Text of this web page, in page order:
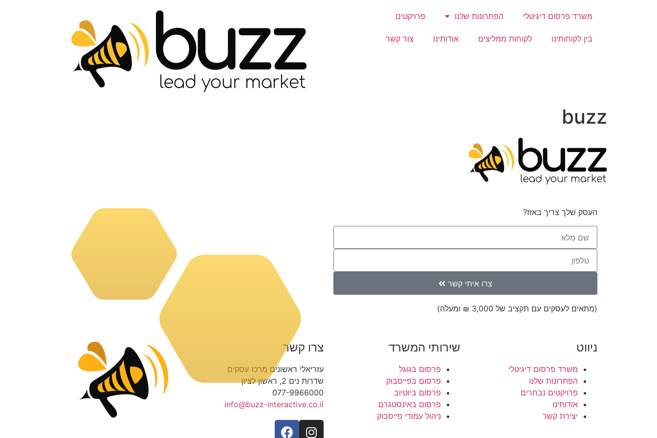
משרד פרסום דיגיטלי הפתרונות שלנו פרויקטים
בין לקוחותינו לקוחות ממליצים אודותינו צור קשר
buzz
העסק שלך צריך באזז?
צרו איתי קשר
(מתאים לעסקים עם תקציב של 3,000 ₪ ומעלה)
ניווט
משרד פרסום דיגיטלי
הפתרונות שלנו
פרויקטים נבחרים
אודותינו
יצירת קשר
שירותי המשרד
פרסום בגוגל
פרסום בפייסבוק
פרסום ביוטיוב
פרסום באינסטגרם
ניהול עמודי פייסבוק
צרו קשר
עזריאלי ראשונים מרכז עסקים
שדרות נים 2, ראשון לציון
077-9966000
info@buzz-interactive.co.il